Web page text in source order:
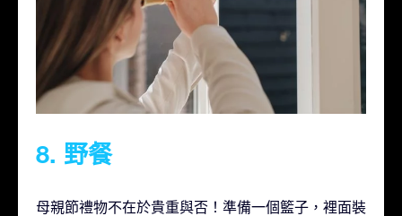
8. 野餐
母親節禮物不在於貴重與否！準備一個籃子，裡面裝